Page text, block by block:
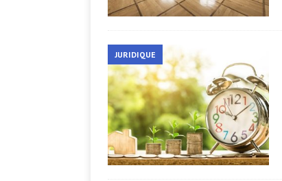
JURIDIQUE